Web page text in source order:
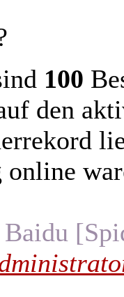
100
den
Baidu